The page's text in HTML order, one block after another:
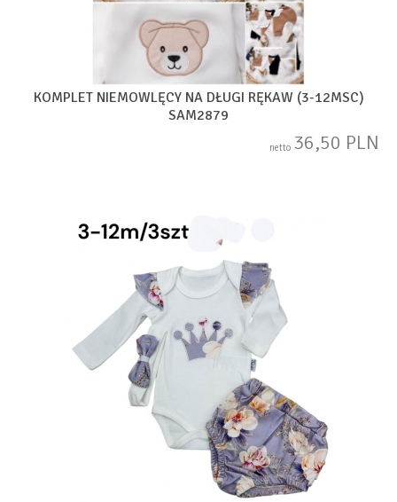
KOMPLET NIEMOWLĘCY NA DŁUGI RĘKAW (3-12MSC)
SAM2879
netto 36,50 PLN